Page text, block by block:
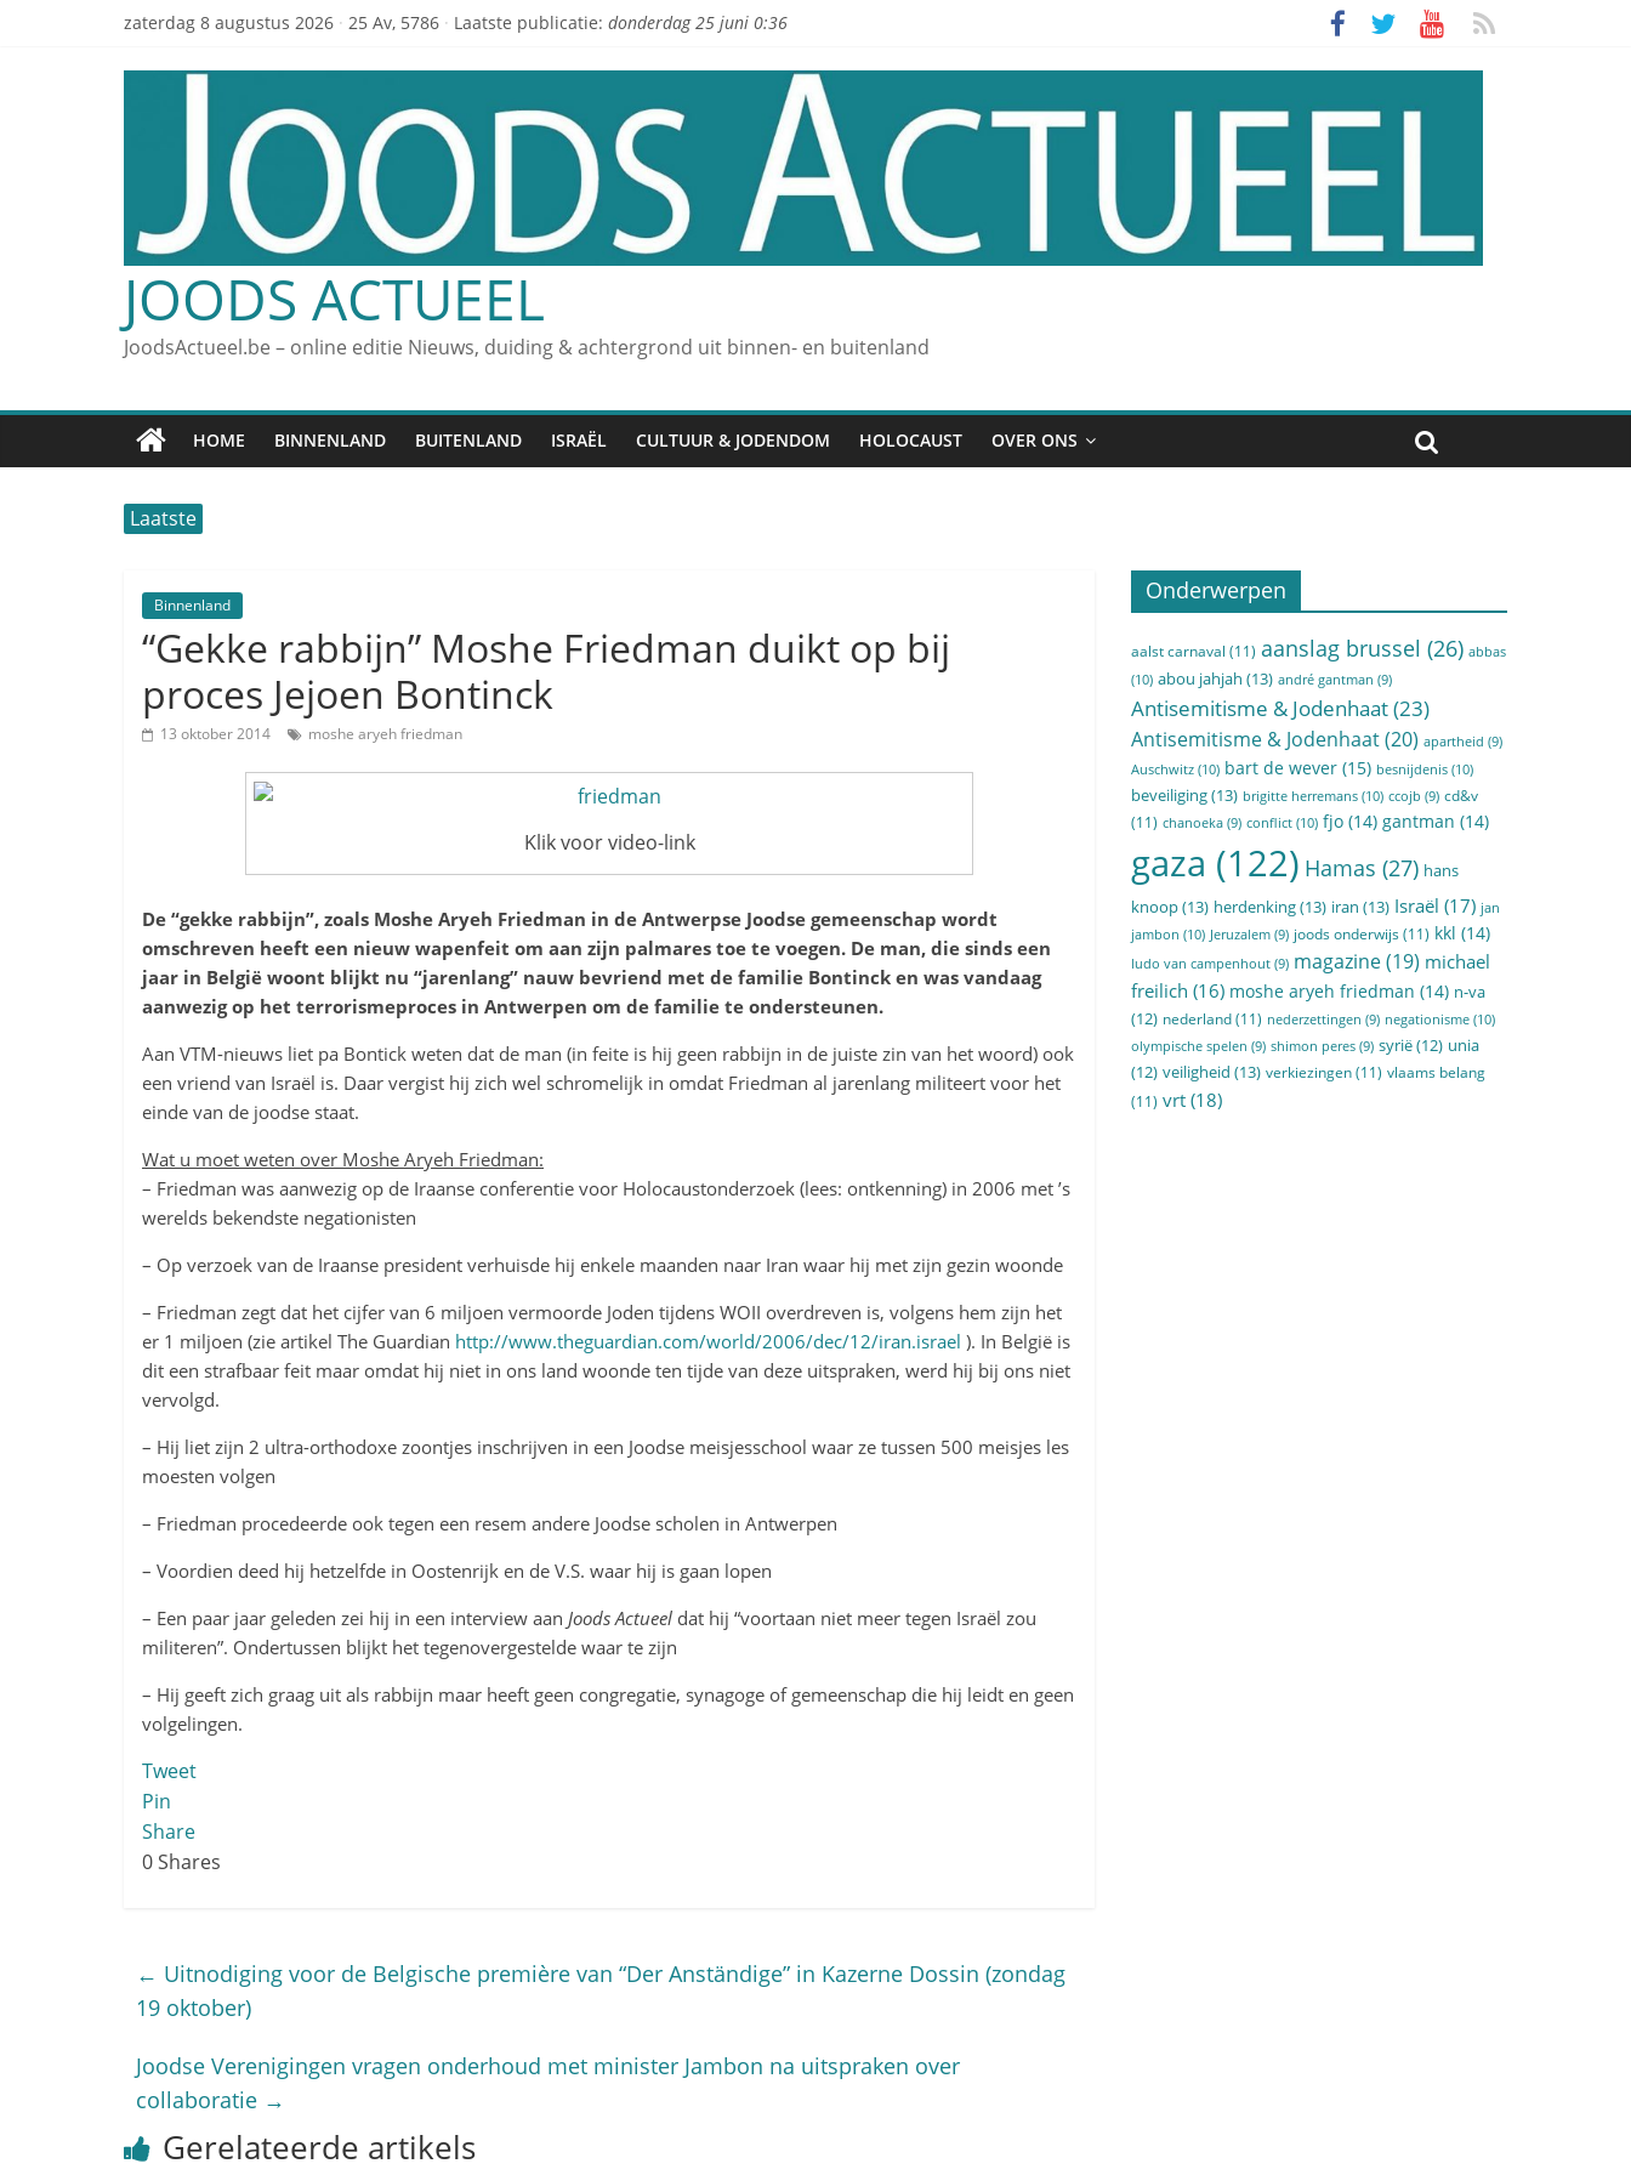
zaterdag 8 augustus 2026 · 25 Av, 5786 · Laatste publicatie: donderdag 25 juni 0:36
JOODS ACTUEEL
JoodsActueel.be – online editie Nieuws, duiding & achtergrond uit binnen- en buitenland
HOME BINNENLAND BUITENLAND ISRAËL CULTUUR & JODENDOM HOLOCAUST OVER ONS
Laatste
Binnenland
“Gekke rabbijn” Moshe Friedman duikt op bij
proces Jejoen Bontinck
13 oktober 2014 moshe aryeh friedman
Klik voor video-link
De “gekke rabbijn”, zoals Moshe Aryeh Friedman in de Antwerpse Joodse gemeenschap wordt
omschreven heeft een nieuw wapenfeit om aan zijn palmares toe te voegen. De man, die sinds een
jaar in België woont blijkt nu “jarenlang” nauw bevriend met de familie Bontinck en was vandaag
aanwezig op het terrorismeproces in Antwerpen om de familie te ondersteunen.
Aan VTM-nieuws liet pa Bontick weten dat de man (in feite is hij geen rabbijn in de juiste zin van het woord) ook
een vriend van Israël is. Daar vergist hij zich wel schromelijk in omdat Friedman al jarenlang militeert voor het
einde van de joodse staat.
Wat u moet weten over Moshe Aryeh Friedman:
– Friedman was aanwezig op de Iraanse conferentie voor Holocaustonderzoek (lees: ontkenning) in 2006 met ’s
werelds bekendste negationisten
– Op verzoek van de Iraanse president verhuisde hij enkele maanden naar Iran waar hij met zijn gezin woonde
– Friedman zegt dat het cijfer van 6 miljoen vermoorde Joden tijdens WOII overdreven is, volgens hem zijn het
er 1 miljoen (zie artikel The Guardian http://www.theguardian.com/world/2006/dec/12/iran.israel ). In België is
dit een strafbaar feit maar omdat hij niet in ons land woonde ten tijde van deze uitspraken, werd hij bij ons niet
vervolgd.
– Hij liet zijn 2 ultra-orthodoxe zoontjes inschrijven in een Joodse meisjesschool waar ze tussen 500 meisjes les
moesten volgen
– Friedman procedeerde ook tegen een resem andere Joodse scholen in Antwerpen
– Voordien deed hij hetzelfde in Oostenrijk en de V.S. waar hij is gaan lopen
– Een paar jaar geleden zei hij in een interview aan Joods Actueel dat hij “voortaan niet meer tegen Israël zou
militeren”. Ondertussen blijkt het tegenovergestelde waar te zijn
– Hij geeft zich graag uit als rabbijn maar heeft geen congregatie, synagoge of gemeenschap die hij leidt en geen
volgelingen.
Tweet
Pin
Share
0Shares
← Uitnodiging voor de Belgische première van “Der Anständige” in Kazerne Dossin (zondag
19 oktober)
Joodse Verenigingen vragen onderhoud met minister Jambon na uitspraken over
collaboratie →
Gerelateerde artikels
Onderwerpen
aalst carnaval (11) aanslag brussel (26) abbas
(10) abou jahjah (13) andré gantman (9)
Antisemitisme & Jodenhaat(23)
Antisemitisme & Jodenhaat(20) apartheid (9)
Auschwitz (10) bart de wever (15) besnijdenis (10)
beveiliging(13) brigitte herremans (10) ccojb (9) cd&v
(11) chanoeka (9) conflict (10) fjo (14) gantman (14)
gaza (122) Hamas (27) hans
knoop(13) herdenking(13) iran (13) Israël (17) jan
jambon (10) Jeruzalem (9) joods onderwijs(11) kkl (14)
ludo van campenhout (9) magazine(19) michael
freilich (16) moshe aryeh friedman (14) n-va
(12) nederland(11) nederzettingen (9) negationisme (10)
olympische spelen (9) shimon peres (9) syrië(12) unia
(12) veiligheid (13) verkiezingen(11) vlaams belang
(11) vrt(18)